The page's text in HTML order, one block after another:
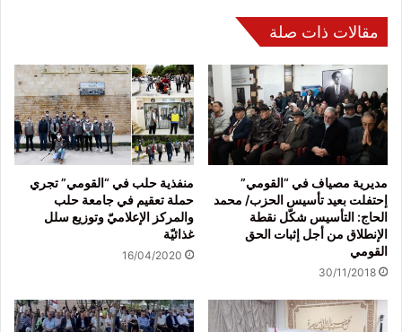
مقالات ذات صلة
مديرية مصياف في “القومي”
إحتفلت بعيد تأسيس الحزب/ محمد
الحاج: التأسيس شكّل نقطة
الإنطلاق من أجل إثبات الحق
القومي
30/11/2018
منفذية حلب في “القومي” تجري
حملة تعقيم في جامعة حلب
والمركز الإعلاميّ وتوزيع سلل
غذائيّة
16/04/2020